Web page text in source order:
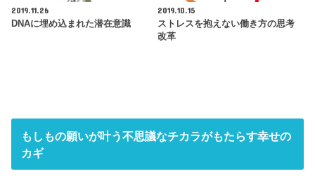
2019.11.26
DNAに埋め込まれた潜在意識
2019.10.15
ストレスを抱えない働き方の思考
改革
もしもの願いが叶う不思議なチカラがもたらす幸せの
カギ